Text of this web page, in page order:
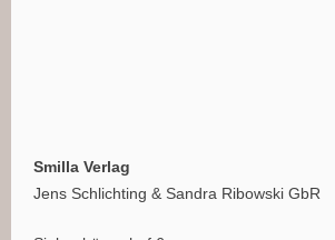
Smilla Verlag
Jens Schlichting & Sandra Ribowski GbR